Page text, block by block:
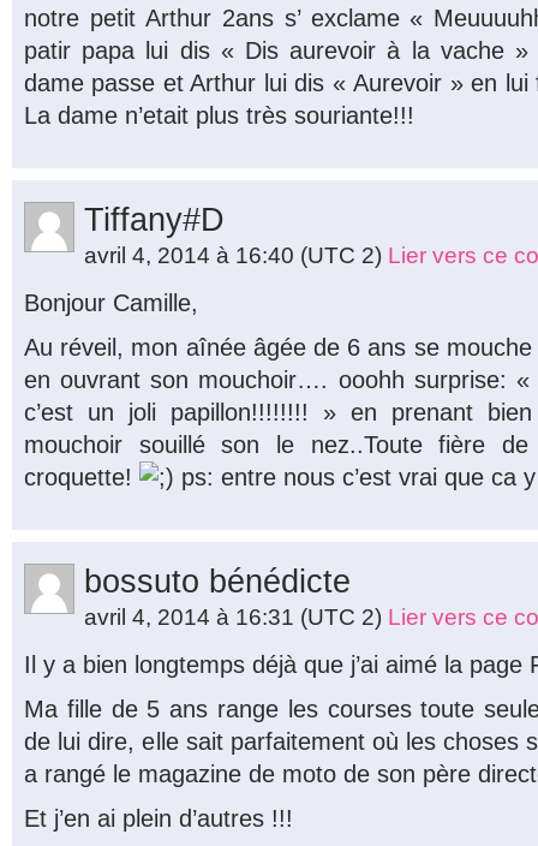
notre petit Arthur 2ans s’ exclame «
patir papa lui dis « Dis aurevoir à la vache
dame passe et Arthur lui dis « Aurevoir » en
La dame n’etait plus très souriante!!!
Tiffany#D
avril 4, 2014 à 16:40 (UTC 2) Lier vers ce
Bonjour Camille,
Au réveil, mon aînée âgée de 6 ans se
en ouvrant son mouchoir…. ooohh surprise: «
c’est un joli papillon!!!!!!!! » en prenant
mouchoir souillé son le nez..Toute fière
croquette!
ps: entre nous c’est vrai que ca
bossuto bénédicte
avril 4, 2014 à 16:31 (UTC 2) Lier vers ce
Il y a bien longtemps déjà que j’ai aimé la
Ma fille de 5 ans range les courses toute
de lui dire, elle sait parfaitement où les choses
a rangé le magazine de moto de son père
Et j’en ai plein d’autres !!!